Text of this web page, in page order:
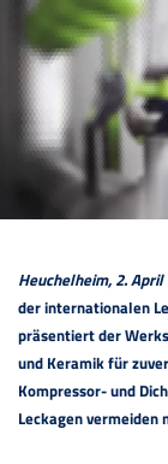
Heuchelheim, 2. April
der internationalen
präsentiert der
und Keramik für
Kompressor- und
Leckagen